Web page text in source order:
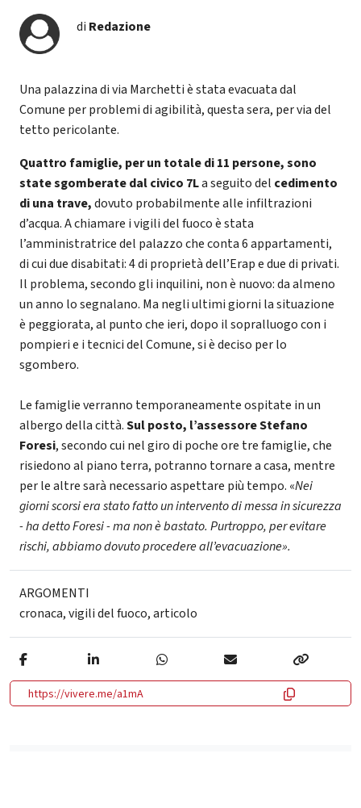
di Redazione
Una palazzina di via Marchetti è stata evacuata dal
Comune per problemi di agibilità, questa sera, per via del
tetto pericolante.
Quattro famiglie, per un totale di 11 persone, sono
state sgomberate dal civico 7La seguito del cedimento
di una trave,dovuto probabilmente alle infiltrazioni
d’acqua. A chiamare i vigili del fuoco è stata
l’amministratrice del palazzo che conta 6 appartamenti,
di cui due disabitati: 4 di proprietà dell’Erap e due di privati.
Il problema, secondo gli inquilini, non è nuovo: da almeno
un anno lo segnalano. Ma negli ultimi giorni la situazione
è peggiorata, al punto che ieri, dopo il sopralluogo con i
pompieri e i tecnici del Comune, si è deciso per lo
sgombero.
Le famiglie verranno temporaneamente ospitate in un
albergo della città.Sul posto, l’assessore Stefano
Foresi, secondo cui nel giro di poche ore tre famiglie, che
risiedono al piano terra, potranno tornare a casa, mentre
per le altre sarà necessario aspettare più tempo. «Nei
giorni scorsi era stato fatto un intervento di messa in sicurezza
- ha detto Foresi - ma non è bastato. Purtroppo, per evitare
rischi, abbiamo dovuto procedere all’evacuazione».
ARGOMENTI
cronaca,vigili del fuoco,articolo
https://vivere.me/a1mA